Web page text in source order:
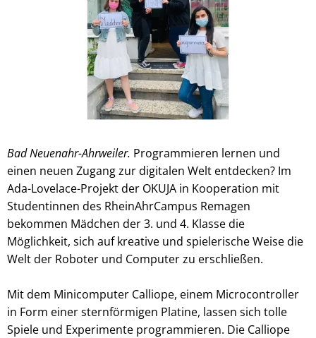
Bad Neuenahr-Ahrweiler. Programmieren lernen und
einen neuen Zugang zur digitalen Welt entdecken? Im
Ada-Lovelace-Projekt der OKUJA in Kooperation mit
Studentinnen des RheinAhrCampus Remagen
bekommen Mädchen der 3. und 4. Klasse die
Möglichkeit, sich auf kreative und spielerische Weise die
Welt der Roboter und Computer zu erschließen.
Mit dem Minicomputer Calliope, einem Microcontroller
in Form einer sternförmigen Platine, lassen sich tolle
Spiele und Experimente programmieren. Die Calliope